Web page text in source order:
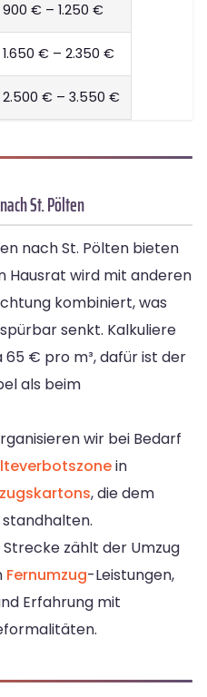
900 € – 1.250 €
1.650 € – 2.350 €
2.500 € – 3.550 €
St. Pölten
nach St. Pölten bieten
Hausrat wird mit anderen
kombiniert, was
senkt. Kalkuliere
€ pro m³, dafür ist der
als beim
wir bei Bedarf
in
, die dem
zählt der Umzug
Fernumzug-Leistungen,
Erfahrung mit